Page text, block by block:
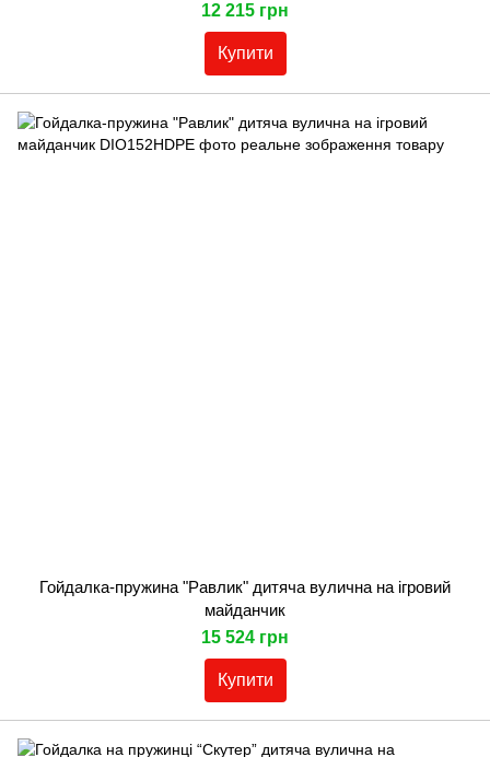
12 215 грн
Купити
Гойдалка-пружина "Равлик" дитяча вулична на ігровий
майданчик
15 524 грн
Купити